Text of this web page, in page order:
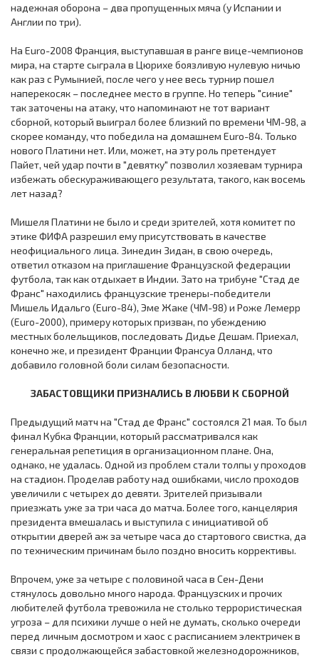
надежная оборона – два пропущенных мяча (у Испании и
Англии по три).
На Euro-2008 Франция, выступавшая в ранге вице-чемпионов
мира, на старте сыграла в Цюрихе боязливую нулевую ничью
как раз с Румынией, после чего у нее весь турнир пошел
наперекосяк – последнее место в группе. Но теперь "синие"
так заточены на атаку, что напоминают не тот вариант
сборной, который выиграл более близкий по времени ЧМ-98, а
скорее команду, что победила на домашнем Euro-84. Только
нового Платини нет. Или, может, на эту роль претендует
Пайет, чей удар почти в "девятку" позволил хозяевам турнира
избежать обескураживающего результата, такого, как восемь
лет назад?
Мишеля Платини не было и среди зрителей, хотя комитет по
этике ФИФА разрешил ему присутствовать в качестве
неофициального лица. Зинедин Зидан, в свою очередь,
ответил отказом на приглашение Французской федерации
футбола, так как отдыхает в Индии. Зато на трибуне "Стад де
Франс" находились французские тренеры-победители
Мишель Идальго (Euro-84), Эме Жаке (ЧМ-98) и Роже Лемерр
(Euro-2000), примеру которых призван, по убеждению
местных болельщиков, последовать Дидье Дешам. Приехал,
конечно же, и президент Франции Франсуа Олланд, что
добавило головной боли силам безопасности.
ЗАБАСТОВЩИКИ ПРИЗНАЛИСЬ В ЛЮБВИ К СБОРНОЙ
Предыдущий матч на "Стад де Франс" состоялся 21 мая. То был
финал Кубка Франции, который рассматривался как
генеральная репетиция в организационном плане. Она,
однако, не удалась. Одной из проблем стали толпы у проходов
на стадион. Проделав работу над ошибками, число проходов
увеличили с четырех до девяти. Зрителей призывали
приезжать уже за три часа до матча. Более того, канцелярия
президента вмешалась и выступила с инициативой об
открытии дверей аж за четыре часа до стартового свистка, да
по техническим причинам было поздно вносить коррективы.
Впрочем, уже за четыре с половиной часа в Сен-Дени
стянулось довольно много народа. Французских и прочих
любителей футбола тревожила не столько террористическая
угроза – для психики лучше о ней не думать, сколько очереди
перед личным досмотром и хаос с расписанием электричек в
связи с продолжающейся забастовкой железнодорожников,